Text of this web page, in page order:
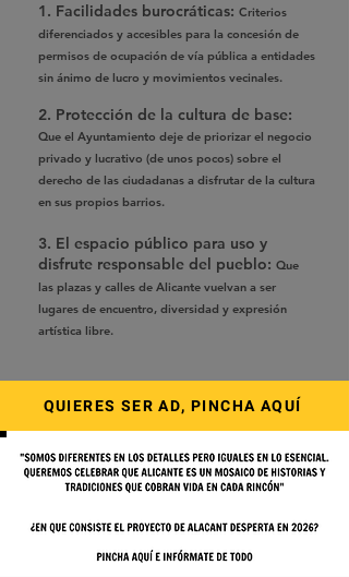
1. Facilidades burocráticas: Criterios
diferenciados y accesibles para la concesión de
permisos de ocupación de vía pública a entidades
sin ánimo de lucro y movimientos vecinales.
2. Protección de la cultura de base:
Que el Ayuntamiento deje de priorizar el negocio
privado y lucrativo (de unos pocos) sobre el
derecho de las ciudadanas a disfrutar de la cultura
en sus propios barrios.
3. El espacio público para uso y
disfrute responsable del pueblo: Que
las plazas y calles de Alicante vuelvan a ser
lugares de encuentro, diversidad y expresión
artística libre.
QUIERES SER AD, PINCHA AQUÍ